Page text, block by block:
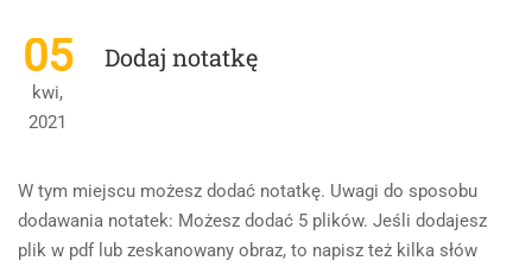
KONKURS
„PODZIEL
SIĘ
NOTATKĄ”
–
05
kwi,
2021
Dodaj notatkę
W tym miejscu możesz dodać notatkę. Uwagi do sposobu
dodawania notatek: Możesz dodać 5 plików. Jeśli dodajesz
plik w pdf lub zeskanowany obraz, to napisz też kilka słów